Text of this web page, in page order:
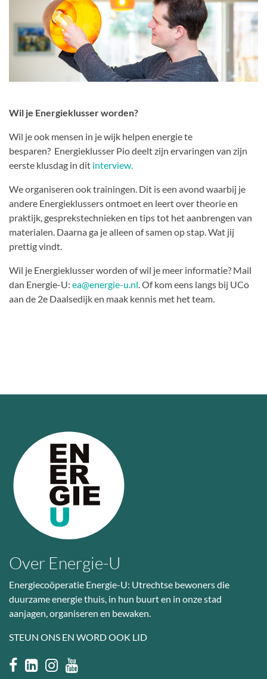
Wil je Energieklusser worden?
Wil je ook mensen in je wijk helpen energie te
besparen? Energieklusser Pio deelt zijn ervaringen van zijn
eerste klusdag in dit interview.
We organiseren ook trainingen. Dit is een avond waarbij je
andere Energieklussers ontmoet en leert over theorie en
praktijk, gesprekstechnieken en tips tot het aanbrengen van
materialen. Daarna ga je alleen of samen op stap. Wat jij
prettig vindt.
Wil je Energieklusser worden of wil je meer informatie? Mail
dan Energie-U: ea@energie-u.nl. Of kom eens langs bij UCo
aan de 2e Daalsedijk en maak kennis met het team.
Over Energie-U
Energiecoöperatie Energie-U: Utrechtse bewoners die
duurzame energie thuis, in hun buurt en in onze stad
aanjagen, organiseren en bewaken.
STEUN ONS EN WORD OOK LID